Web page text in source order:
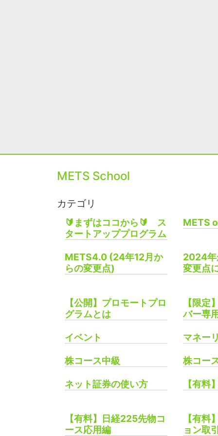
METS School
カテゴリ
🔰まずはココから🔰 ス
タートアッププログラム
METS
METS4.0 (24年12月か
らの変更点)
2024年
変更点
【公開】プロモートプロ
グラムとは
【限定
バー専
イベント
マネー
株コース中級
株コー
ネット証券の使い方
【有料
【有料】日経225先物コ
ース応用編
【有
ョン取